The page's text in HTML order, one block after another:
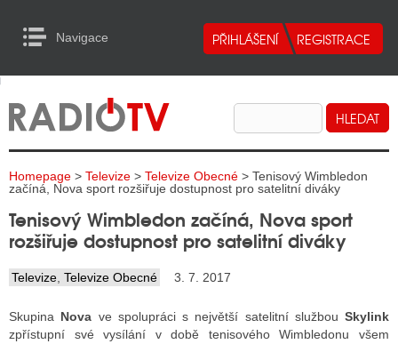
Navigace
RADIA
TELEVIZE
INTERNET
TISK
RADIA
RÁDIÍ
to Content
Homepage > Televize > Televize Obecné > Tenisový Wimbledon
začíná, Nova sport rozšiřuje dostupnost pro satelitní diváky
Tenisový Wimbledon začíná, Nova sport
rozšiřuje dostupnost pro satelitní diváky
Televize Televize Obecné 3. 7. 2017
Skupina Nova ve spolupráci s největší satelitní službou Skylink
zpřístupní své vysílání v době tenisového Wimbledonu všem